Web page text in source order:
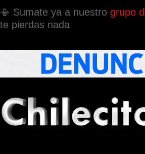
📳 Sumate ya a nuestro grupo
te pierdas nada